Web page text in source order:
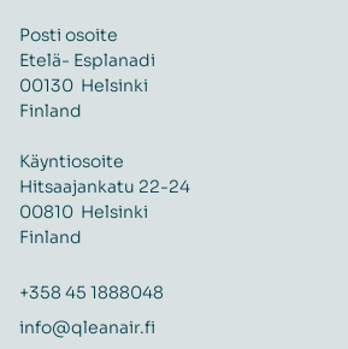
Posti osoite
Etelä- Esplanadi
00130 Helsinki
Finland
Käyntiosoite
Hitsaajankatu 22-24
00810 Helsinki
Finland
+358 45 1888048
info@qleanair.fi